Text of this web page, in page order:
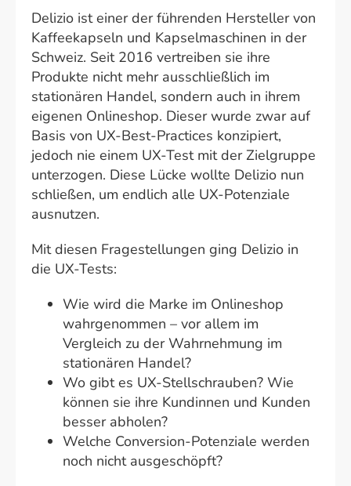
Delizio ist einer der führenden Hersteller von
Kaffeekapseln und Kapselmaschinen in der
Schweiz. Seit 2016 vertreiben sie ihre
Produkte nicht mehr ausschließlich im
stationären Handel, sondern auch in ihrem
eigenen Onlineshop. Dieser wurde zwar auf
Basis von UX-Best-Practices konzipiert,
jedoch nie einem UX-Test mit der Zielgruppe
unterzogen. Diese Lücke wollte Delizio nun
schließen, um endlich alle UX-Potenziale
ausnutzen.
Mit diesen Fragestellungen ging Delizio in
die UX-Tests:
Wie wird die Marke im Onlineshop
wahrgenommen – vor allem im
Vergleich zu der Wahrnehmung im
stationären Handel?
Wo gibt es UX-Stellschrauben? Wie
können sie ihre Kundinnen und Kunden
besser abholen?
Welche Conversion-Potenziale werden
noch nicht ausgeschöpft?